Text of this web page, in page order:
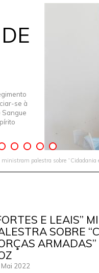
se à
ministram palestra sobre
E LEAIS”
SOBRE
Mai 2022